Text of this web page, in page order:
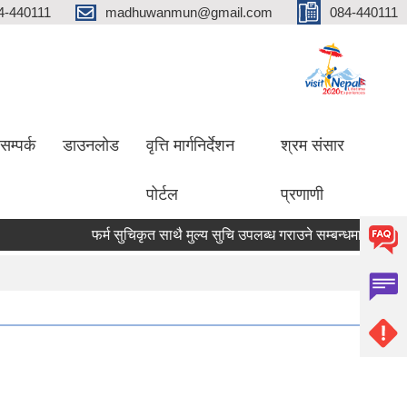
440111 madhuwanmun@gmail.com 084-440111
सम्पर्क डाउनलोड वृत्ति मार्गनिर्देशन
पोर्टल
श्रम संसार
प्रणाणी
फर्म सुचिकृत साथै मुल्य सुचि उपलब्ध गराउने सम्बन्धमा